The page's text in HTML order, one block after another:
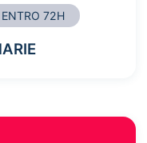
72H